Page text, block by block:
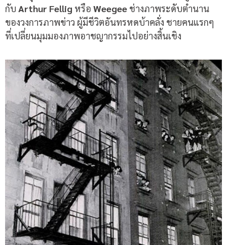
กับ Arthur Fellig หรือ Weegee ช่างภาพระดับตำนาน
ของวงการภาพข่าว ผู้มีชีวิตอันทรหดบ้าคลั่ง ชายคนแรกๆ
ที่เปลี่ยนมุมมองภาพอาชญากรรมไปอย่างสิ้นเชิง